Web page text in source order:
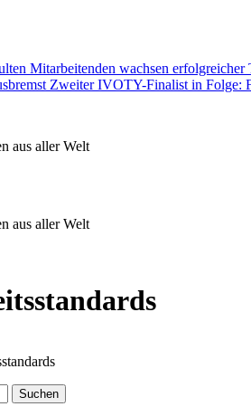
Mitarbeitenden wachsen erfolgreicher
Zweiter IVOTY-Finalist in Folge:
aus aller Welt
aus aller Welt